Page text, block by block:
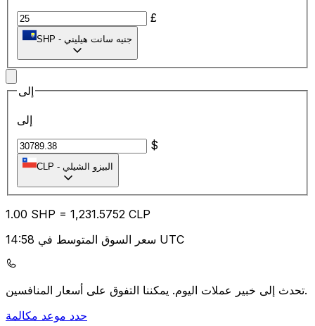
£
SHP - جنيه سانت هيليني
إلى
إلى
$
CLP - البيزو الشيلي
1.00 SHP = 1,231.5752 CLP
سعر السوق المتوسط في 14:58 UTC
تحدث إلى خبير عملات اليوم.يمكننا التفوق على أسعار المنافسين.
حدد موعد مكالمة